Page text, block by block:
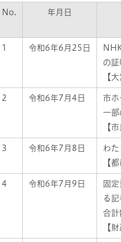
No. 年月日
1 令和6年6月25日
の
【
2 令和6年7月4日
市ホ
一
【
3 令和6年7月8日
わ
【
4 令和6年7月9日
固
る
合計
【